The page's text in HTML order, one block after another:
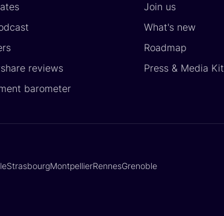
reviews
barometer
Join us
What's new
Roadmap
Press & Media Kit
StrasbourgMontpellierRennesGrenoble